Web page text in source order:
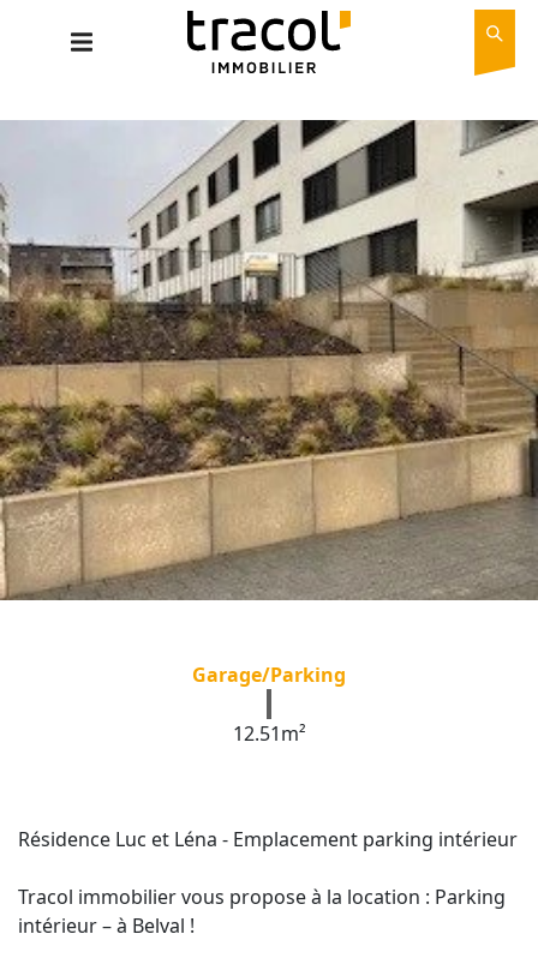
Garage/Parking
12.51m²
Résidence Luc et Léna - Emplacement parking intérieur
Tracol immobilier vous propose à la location : Parking
intérieur – à Belval !